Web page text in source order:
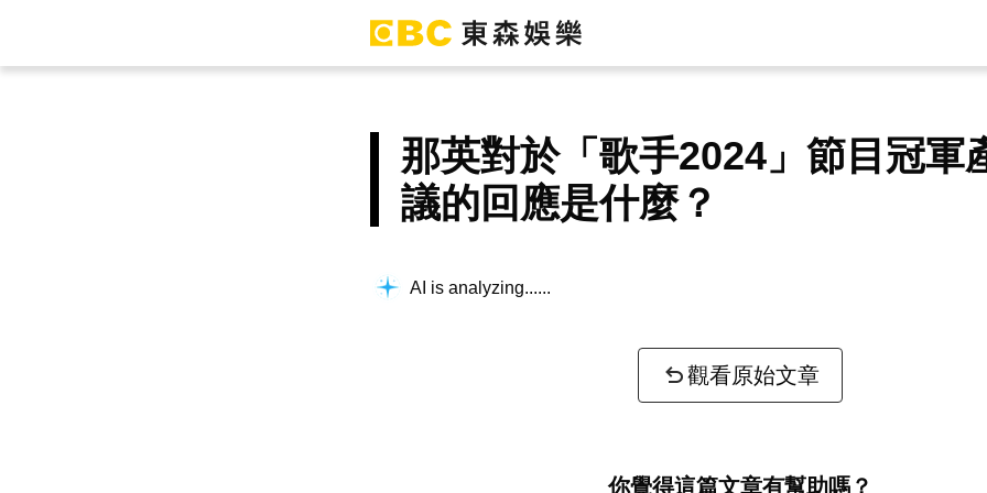
那英對於「歌手2024」節目冠軍
議的回應是什麼？
AI is analyzing...
觀看原始文章
你覺得這篇文章有幫助嗎？